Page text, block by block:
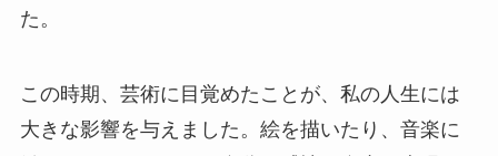
た。
この時期、芸術に目覚めたことが、私の人生には
大きな影響を与えました。絵を描いたり、音楽に